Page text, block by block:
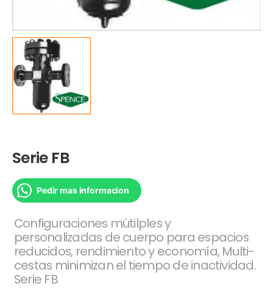
Serie FB
Pedir mas informacion
Configuraciones mútilples y
personalizadas de cuerpo para espacios
reducidos, rendimiento y economía, Multi-
cestas minimizan el tiempo de inactividad.
Serie FB